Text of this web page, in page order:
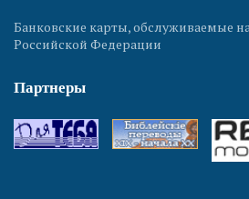
Банковские карты, обслуживаемые
Российской Федерации
Партнеры